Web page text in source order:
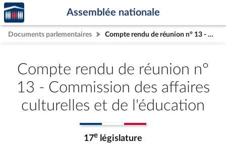
Aller au contenu
Aller en bas de la page
Accèder
à la
page
d'accueil
Assemblée nationale
Documents parlementaires Compte rendu de réunion n° 13 - Commission des affaires culturelles et de l'éducation
Compte rendu de réunion n°
13 - Commission des affaires
culturelles et de l'éducation
17e législature